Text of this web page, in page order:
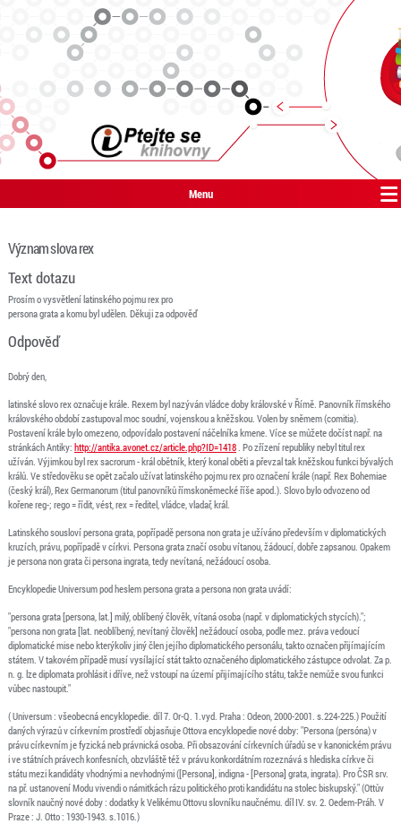
Menu
Význam slova rex
Text dotazu
Prosím o vysvětlení latinského pojmu rex pro
persona grata a komu byl udělen. Děkuji za odpověď
Odpověď
Dobrý den,
latinské slovo rex označuje krále. Rexem byl nazýván vládce doby královské v Římě. Panovník římského
královského období zastupoval moc soudní, vojenskou a kněžskou. Volen by sněmem (comitia).
Postavení krále bylo omezeno, odpovídalo postavení náčelníka kmene. Více se můžete dočíst např. na
stránkách Antiky: http://antika.avonet.cz/article.php?ID=1418. Po zřízení republiky nebyl titul rex
užíván. Výjimkou byl rex sacrorum - král obětník, který konal oběti a převzal tak kněžskou funkci bývalých
králů. Ve středověku se opět začalo užívat latinského pojmu rex pro označení krále (např. Rex Bohemiae
(český král), Rex Germanorum (titul panovníků římskoněmecké říše apod.). Slovo bylo odvozeno od
kořene reg-; rego = řídit, vést, rex = ředitel, vládce, vladař, král.
Latinského sousloví persona grata, popřípadě persona non grata je užíváno především v diplomatických
kruzích, právu, popřípadě v církvi. Persona grata značí osobu vítanou, žádoucí, dobře zapsanou. Opakem
je persona non grata či persona ingrata, tedy nevítaná, nežádoucí osoba.
Encyklopedie Universum pod heslem persona grata a persona non grata uvádí:
"persona grata [persona, lat.] milý, oblíbený člověk, vítaná osoba (např. v diplomatických stycích).";
"persona non grata [lat. neoblíbený, nevítaný člověk] nežádoucí osoba, podle mez. práva vedoucí
diplomatické mise nebo kterýkoliv jiný člen jejího diplomatického personálu, takto označen přijímajícím
státem. V takovém případě musí vysílající stát takto označeného diplomatického zástupce odvolat. Za p.
n. g. lze diplomata prohlásit i dříve, než vstoupí na území přijímajícího státu, takže nemůže svou funkci
vůbec nastoupit."
( Universum : všeobecná encyklopedie. díl 7. Or-Q. 1.vyd. Praha : Odeon, 2000-2001. s.224-225.) Použití
daných výrazů v církevním prostředí objasňuje Ottova encyklopedie nové doby: "Persona (persóna) v
právu církevním je fyzická neb právnická osoba. Při obsazování církevních úřadů se v kanonickém právu
i ve státních právech konfesních, obzvláště též v právu konkordátním rozeznává s hlediska církve či
státu mezi kandidáty vhodnými a nevhodnými ([Persona], indigna - [Persona] grata, ingrata). Pro ČSR srv.
na př. ustanovení Modu vivendi o námitkách rázu politického proti kandidátu na stolec biskupský." (Ottův
slovník naučný nové doby : dodatky k Velikému Ottovu slovníku naučnému. díl IV. sv. 2. Oedem-Práh. V
Praze : J. Otto : 1930-1943. s.1016.)